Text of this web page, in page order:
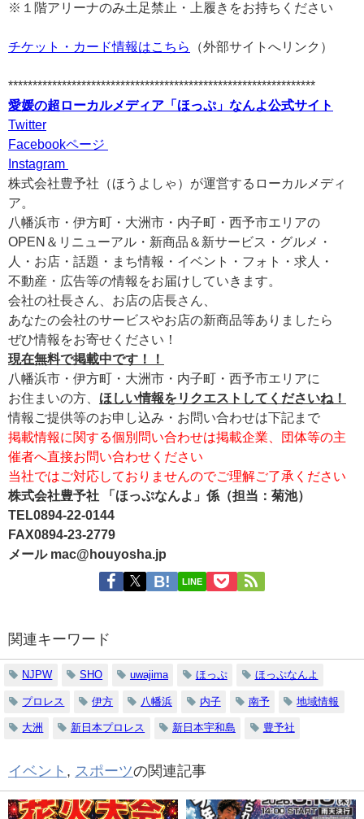
※１階アリーナのみ土足禁止・上履きをお持ちください
チケット・カード情報はこちら （外部サイトへリンク）
***************************************************************
愛媛の超ローカルメディア「ほっぷ」なんよ公式サイト
Twitter
Facebookページ
Instagram
株式会社豊予社（ほうよしゃ）が運営するローカルメディ
ア。
八幡浜市・伊方町・大洲市・内子町・西予市エリアの
OPEN＆リニューアル・新商品＆新サービス・グルメ・
人・お店・話題・まち情報・イベント・フォト・求人・
不動産・広告等の情報をお届けしていきます。
会社の社長さん、お店の店長さん、
あなたの会社のサービスやお店の新商品等ありましたら
ぜひ情報をお寄せください！
現在無料で掲載中です！！
八幡浜市・伊方町・大洲市・内子町・西予市エリアに
お住まいの方、 ほしい情報をリクエストしてくださいね！
情報ご提供等のお申し込み・お問い合わせは下記まで
掲載情報に関する個別問い合わせは掲載企業、団体等の主
催者へ直接お問い合わせください
当社ではご対応しておりませんのでご理解ご了承ください
株式会社豊予社 「ほっぷなんよ」係（担当：菊池）
TEL0894-22-0144
FAX0894-23-2779
メール mac@houyosha.jp
LINE
関連キーワード
NJPW SHO uwajima ほっぷ ほっぷなんよ
プロレス 伊方 八幡浜 内子 南予 地域情報
大洲 新日本プロレス 新日本宇和島 豊予社
イベント , スポーツの関連記事